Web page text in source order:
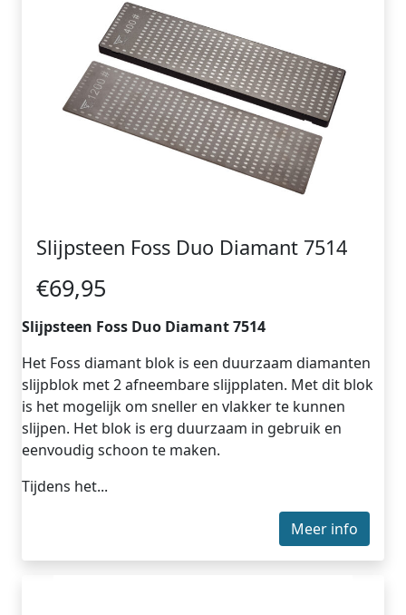
Slijpsteen Foss Duo Diamant 7514
€69,95
Slijpsteen Foss Duo Diamant 7514
Het Foss diamant blok is een duurzaam diamanten
slijpblok met 2 afneembare slijpplaten. Met dit blok
is het mogelijk om sneller en vlakker te kunnen
slijpen. Het blok is erg duurzaam in gebruik en
eenvoudig schoon te maken.
Tijdens het...
Meer info